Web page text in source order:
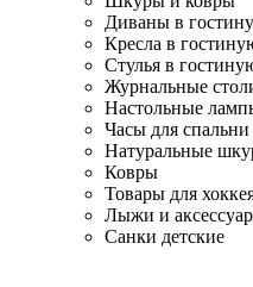
Диваны в
Кресла в
Стулья в
Журнальные
Настольные
Часы для спальни
Натуральные
Ковры
Товары для
Лыжи и
Санки детские